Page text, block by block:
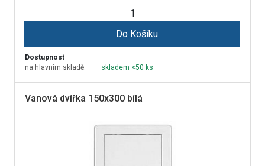
Do Košíku
Dostupnost
na hlavním skladě:
skladem <50 ks
Vanová dvířka 150x300 bílá